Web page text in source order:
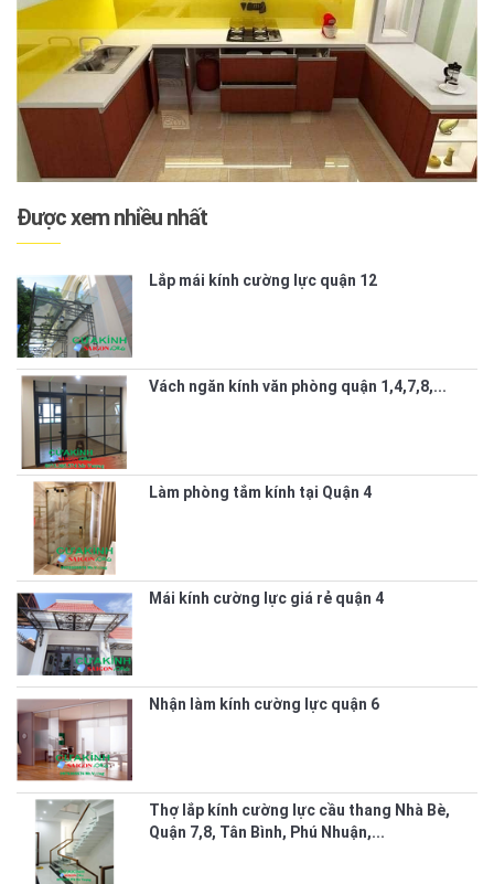
Được xem nhiều nhất
Lắp mái kính cường lực quận 12
Vách ngăn kính văn phòng quận 1,4,7,8,...
Làm phòng tắm kính tại Quận 4
Mái kính cường lực giá rẻ quận 4
Nhận làm kính cường lực quận 6
Thợ lắp kính cường lực cầu thang Nhà Bè,
Quận 7,8, Tân Bình, Phú Nhuận,...